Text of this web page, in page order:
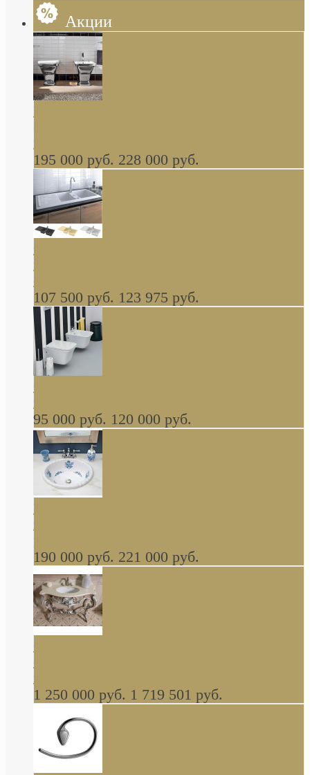
Акции
Butterfly Scarabeo КОМПЛЕКТ санфаянса
глянцевая платина В НАЛИЧИИ
195 000 руб. 228 000 руб.
керамическая мойка 1160 x 510 мм белая,
серая, черная, бежевая В НАЛИЧИИ
107 500 руб. 123 975 руб.
навесное КОМПЛЕКТ
95 000 руб. 120 000 руб.
Decorated Bathroom раковина овальная
встраиваемая для ванной с рисунком синяя
роза В НАЛИЧИИ
190 000 руб. 221 000 руб.
стиле барокко, из массива дерева, светло
коричневый матовый окрас + серебро
1 250 000 руб. 1 719 501 руб.